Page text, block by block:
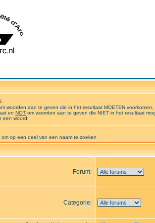
woorden aan te geven die in het resultaat MOETEN voorkomen,
en NOT om woorden aan te geven die NIET in het resultaat
een woord.
om op een deel van een naam te zoeken
Forum:
Categorie: